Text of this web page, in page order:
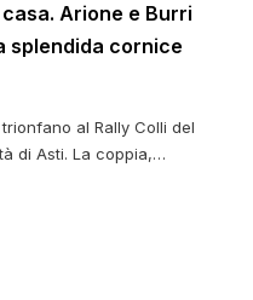
Arione e Burri
splendida cornice
al Rally Colli del
di Asti. La coppia,…